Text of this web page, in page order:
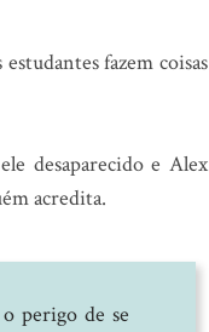
fazem coisas
desaparecido e Alex
acredita.
perigo de se